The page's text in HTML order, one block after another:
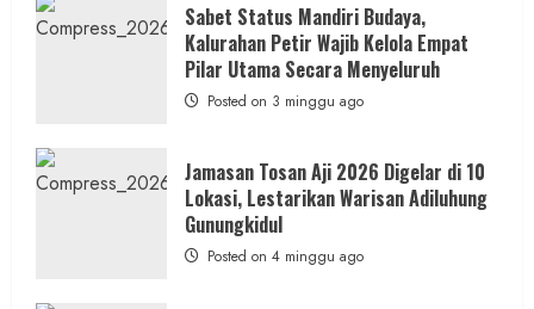
Tokoh
Nasional,
Ruwatan
Ageng
Petilasan
Sendangwangi
Mohon
Hayuning
Bawono
Sabet Status Mandiri Budaya,
Kalurahan Petir Wajib Kelola Empat
Pilar Utama Secara Menyeluruh
Posted on 3 minggu ago
Jamasan Tosan Aji 2026 Digelar di 10
Lokasi, Lestarikan Warisan Adiluhung
Gunungkidul
Posted on 4 minggu ago